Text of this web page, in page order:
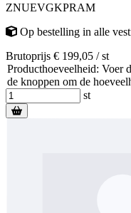
ZNUEVGKPRAM
Op bestelling in alle
Brutoprijs € 199,05 / st
Producthoeveelheid: Voer
de knoppen om de
st